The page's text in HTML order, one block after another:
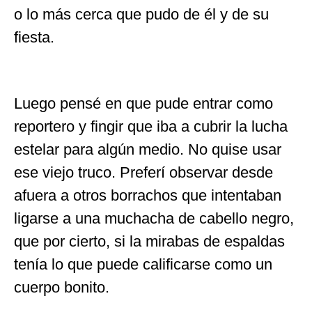
o lo más cerca que pudo de él y de su
fiesta.
Luego pensé en que pude entrar como
reportero y fingir que iba a cubrir la lucha
estelar para algún medio. No quise usar
ese viejo truco. Preferí observar desde
afuera a otros borrachos que intentaban
ligarse a una muchacha de cabello negro,
que por cierto, si la mirabas de espaldas
tenía lo que puede calificarse como un
cuerpo bonito.